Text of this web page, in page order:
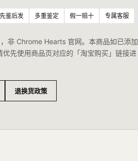
先鉴后发 多重鉴定 假一赔十 专属客服
非 Chrome Hearts 官网。本商品如已添加
优先使用商品页对应的「淘宝购买」链接进
退换货政策